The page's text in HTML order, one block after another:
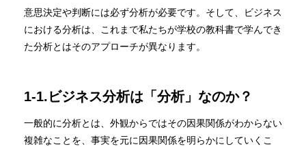
意思決定や判断には必ず分析が必要です。そして、ビジネス
における分析は、これまで私たちが学校の教科書で学んでき
た分析とはそのアプローチが異なります。
1-1.ビジネス分析は「分析」なのか？
一般的に分析とは、外観からではその因果関係がわからない
複雑なことを、事実を元に因果関係を明らかにしていくこ